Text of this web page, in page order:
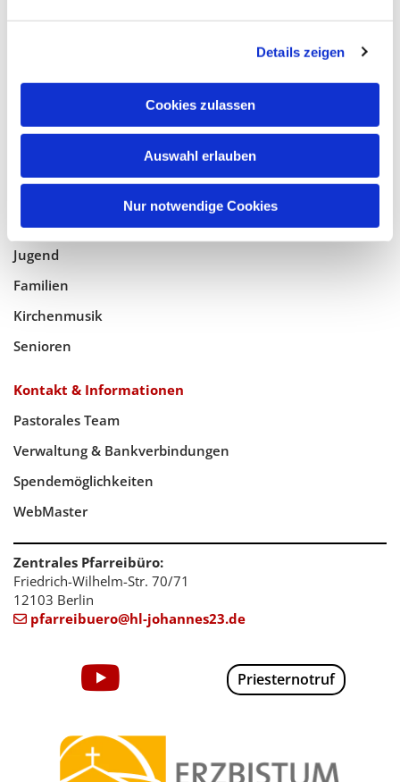
Details zeigen
Cookies zulassen
Auswahl erlauben
Nur notwendige Cookies
Gottesdienste
Taufe, Kommunion & Trauung
Pfarreileben
Jugend
Familien
Kirchenmusik
Senioren
Kontakt & Informationen
Pastorales Team
Verwaltung & Bankverbindungen
Spendemöglichkeiten
WebMaster
Zentrales Pfarreibüro:
Friedrich-Wilhelm-Str. 70/71
12103 Berlin
 pfarreibuero@hl-johannes23.de
Priesternotruf